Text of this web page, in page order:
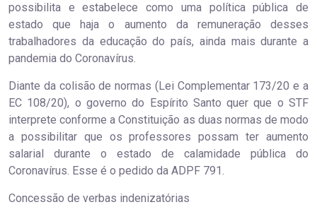
possibilita e estabelece como uma política pública de
estado que haja o aumento da remuneração desses
trabalhadores da educação do país, ainda mais durante a
pandemia do Coronavírus.
Diante da colisão de normas (Lei Complementar 173/20 e a
EC 108/20), o governo do Espírito Santo quer que o STF
interprete conforme a Constituição as duas normas de modo
a possibilitar que os professores possam ter aumento
salarial durante o estado de calamidade pública do
Coronavírus. Esse é o pedido da ADPF 791.
Concessão de verbas indenizatórias